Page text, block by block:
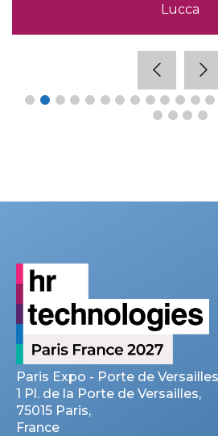
Lucca
Paris Expo - Porte de
1 Pl. de la Porte de Versailles,
75015 Paris,
France